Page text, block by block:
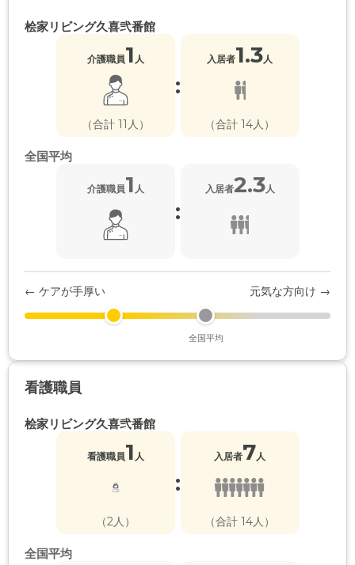
桧家リビング久喜弐番館
介護職員1 人
（合計 11人）
:
入居者1.3 人
（合計 14人）
全国平均
介護職員1 人
:
入居者2.3人
← ケアが手厚い 元気な方向け →
全国平均
看護職員
桧家リビング久喜弐番館
看護職員1 人
（2人）
:
入居者7 人
（合計 14人）
全国平均